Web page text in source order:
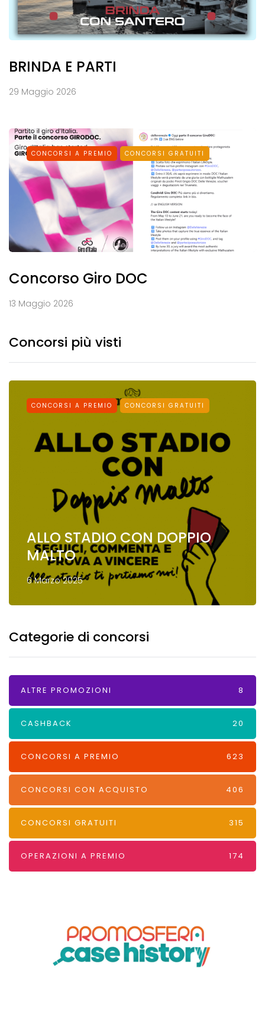
BRINDA E PARTI
29 Maggio 2026
CONCORSI A PREMIO CONCORSI GRATUITI
Concorso Giro DOC
13 Maggio 2026
Concorsi più visti
CONCORSI A PREMIO CONCORSI GRATUITI
ALLO STADIO CON DOPPIO
MALTO
6 Marzo 2025
Categorie di concorsi
ALTRE PROMOZIONI 8
CASHBACK 20
CONCORSI A PREMIO 623
CONCORSI CON ACQUISTO 406
CONCORSI GRATUITI 315
OPERAZIONI A PREMIO 174